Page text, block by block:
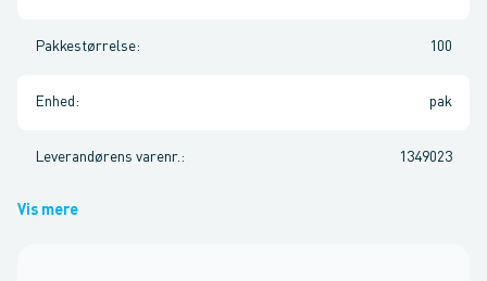
Pakkestørrelse: 100
Enhed : pak
Leverandørens varenr. : 1349023
Vis mere